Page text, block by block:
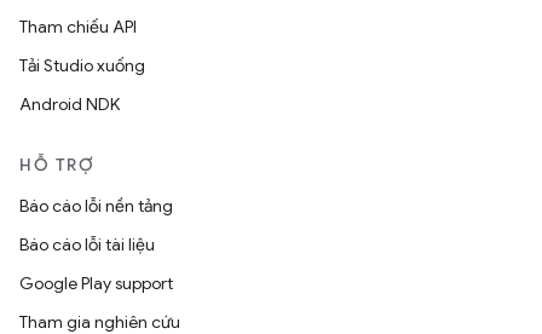
Tham chiếu API
Tải Studio xuống
Android NDK
HỖ TRỢ
Báo cáo lỗi nền tảng
Báo cáo lỗi tài liệu
Google Play support
Tham gia nghiên cứu